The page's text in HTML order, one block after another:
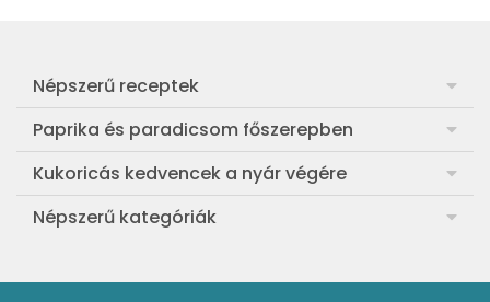
Népszerű receptek
Frankfurti leves
Egyszerű muffin
Aranygaluska
Egyszerű krumplifőzelék
Paprika és paradicsom főszerepben
Pan con Tomate
Paradicsom és paprika eltevése télre
Paradicsomos húsgombóc
Kukoricás kedvencek a nyár végére
Legfinomabb főtt kukorica
Népszerű kategóriák